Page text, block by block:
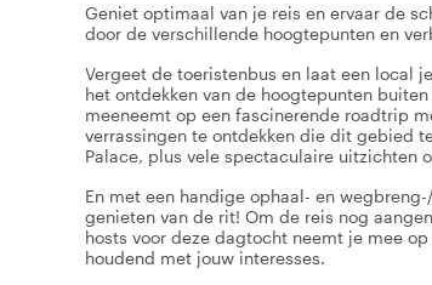
Geniet optimaal van je reis en ervaar de
door de verschillende hoogtepunten en
Vergeet de toeristenbus en laat een local
het ontdekken van de hoogtepunten
meeneemt op een fascinerende roadtrip
verrassingen te ontdekken die dit gebied
Palace, plus vele spectaculaire uitzichten
En met een handige ophaal- en
genieten van de rit! Om de reis nog
hosts voor deze dagtocht neemt je mee
houdend met jouw interesses.